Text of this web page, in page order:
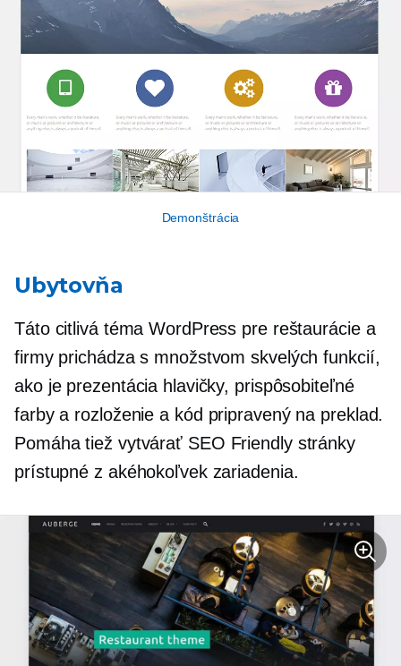
Demonštrácia
Ubytovňa
Táto citlivá téma WordPress pre reštaurácie a
firmy prichádza s množstvom skvelých funkcií,
ako je prezentácia hlavičky, prispôsobiteľné
farby a rozloženie a kód pripravený na preklad.
Pomáha tiež vytvárať SEO Friendlystránky
prístupné z akéhokoľvek zariadenia.